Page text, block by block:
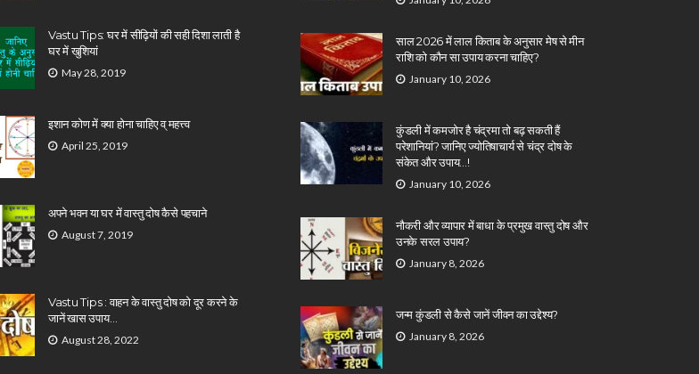
Vastu Tips: घर में सीढ़ियों की सही दिशा लाती है
घर में खुशियां
May 28, 2019
इशान कोण में क्या होना चाहिए व् महत्त्व
April 25, 2019
अपने भवन या घर में वास्तु दोष कैसे पहचाने
August 7, 2019
Vastu Tips : वाहन के वास्तु दोष को दूर करने के
जानें खास उपाय…
August 28, 2022
साल 2026 में लाल किताब के अनुसार मेष से मीन
राशि को कौन सा उपाय करना चाहिए?
January 10, 2026
कुंडली में कमजोर है चंद्रमा तो बढ़ सकती हैं
परेशानियां? जानिए ज्योतिषाचार्य से चंद्र दोष के
संकेत और उपाय…!
January 10, 2026
नौकरी और व्यापार में बाधा के प्रमुख वास्तु दोष और
उनके सरल उपाय?
January 8, 2026
जन्म कुंडली से कैसे जानें जीवन का उद्देश्य?
January 8, 2026